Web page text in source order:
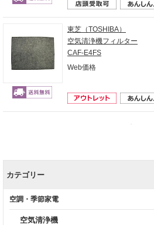
東芝（TOSHIBA）
空気清浄機フィルター
CAF-E4FS
Web価格
カテゴリー
空調・季節家電
空気清浄機